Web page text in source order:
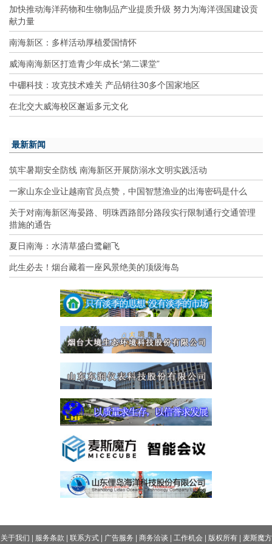
加快推动海洋药物和生物制品产业提质升级 努力为海洋强国建设贡
献力量
南海新区：多样活动厚植爱国情怀
威海南海新区打造青少年成长“第二课堂”
中硼科技：攻克技术难关 产品销往30多个国家地区
在北交大威海校区邂逅多元文化
最新新闻
筑牢暑期安全防线 南海新区开展防溺水文明实践活动
一家山东企业让越南官员点赞，中国智慧渔业的出海密码是什么
关于对南海新区海晏路、明珠西路部分路段实行限制通行交通管理
措施的通告
夏日南海：水清草盛白鹭翩飞
此生必去！烟台藏着一座风景绝美的顶级海岛
关于我们 | 服务条款 | 联系方式| 广告服务 | 商务洽谈 | 工作机会| 版权所有| 麦斯魔方